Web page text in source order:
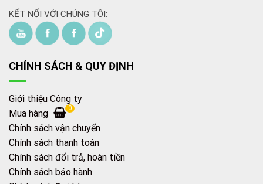
KẾT NỐI VỚI CHÚNG TÔI:
CHÍNH SÁCH & QUY ĐỊNH
Giới thiệu Công ty
Mua hàng
0
Chính sách vận chuyển
Chính sách thanh toán
Chính sách đổi trả, hoàn tiền
Chính sách bảo hành